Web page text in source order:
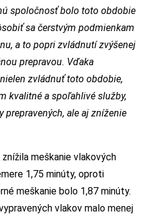
spoločnosť bolo toto obdobie
sa čerstvým podmienkam
a to popri zvládnutí zvýšenej
prepravou. Vďaka
zvládnuť toto obdobie,
kvalitné a spoľahlivé služby,
ale aj zníženie
meškanie vlakových
1,75 minúty, oproti
meškanie bolo 1,87 minúty.
vlakov malo menej